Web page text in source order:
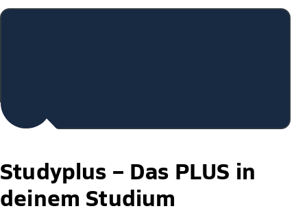
Studyplus – Das PLUS in
deinem Studium